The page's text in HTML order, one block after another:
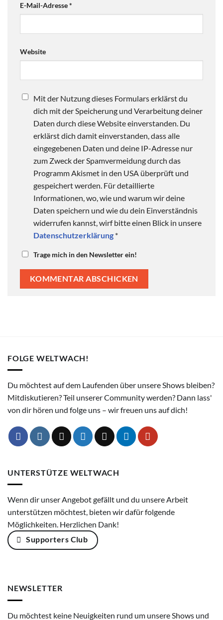
E-Mail-Adresse*
Website
Mit der Nutzung dieses Formulars erklärst du
dich mit der Speicherung und Verarbeitung deiner
Daten durch diese Website einverstanden. Du
erklärst dich damit einverstanden, dass alle
eingegebenen Daten und deine IP-Adresse nur
zum Zweck der Spamvermeidung durch das
Programm Akismet in den USA überprüft und
gespeichert werden. Für detaillierte
Informationen, wo, wie und warum wir deine
Daten speichern und wie du dein Einverständnis
widerrufen kannst, wirf bitte einen Blick in unsere
Datenschutzerklärung *
Trage mich in den Newsletter ein!
FOLGE WELTWACH!
Du möchtest auf dem Laufenden über unsere Shows bleiben?
Mitdiskutieren? Teil unserer Community werden? Dann lass'
von dir hören und folge uns – wir freuen uns auf dich!
UNTERSTÜTZE WELTWACH
Wenn dir unser Angebot gefällt und du unsere Arbeit
unterstützen möchtest, bieten wir dafür folgende
Möglichkeiten. Herzlichen Dank!
Supporters Club
NEWSLETTER
Du möchtest keine Neuigkeiten rund um unsere Shows und